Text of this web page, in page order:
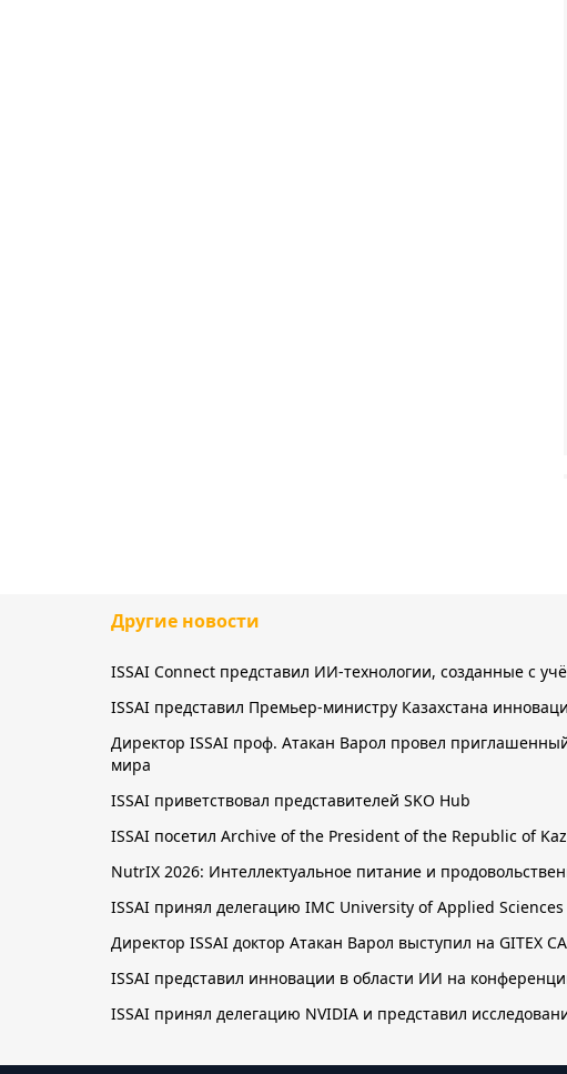
Другие новости
ISSAI Connect представил ИИ-технологии, созданные с
ISSAI представил Премьер-министру Казахстана
Директор ISSAI проф. Атакан Варол провел
мира
ISSAI приветствовал представителей SKO Hub
ISSAI посетил Archive of the President of the Republic of
NutrIX 2026: Интеллектуальное питание и
ISSAI принял делегацию IMC University of Applied
Директор ISSAI доктор Атакан Варол выступил на GITEX
ISSAI представил инновации в области ИИ на
ISSAI принял делегацию NVIDIA и представил